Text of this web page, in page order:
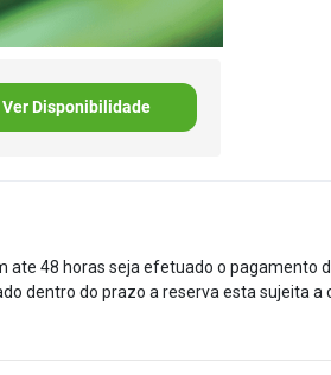
Ver Disponibilidade
48 horas seja efetuado o pagamento
dentro do prazo a reserva esta sujeita a